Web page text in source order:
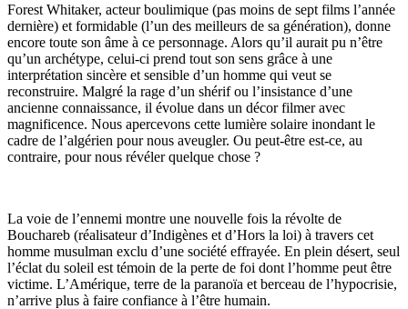
Forest Whitaker, acteur boulimique (pas moins de sept films l’année
dernière) et formidable (l’un des meilleurs de sa génération), donne
encore toute son âme à ce personnage. Alors qu’il aurait pu n’être
qu’un archétype, celui-ci prend tout son sens grâce à une
interprétation sincère et sensible d’un homme qui veut se
reconstruire. Malgré la rage d’un shérif ou l’insistance d’une
ancienne connaissance, il évolue dans un décor filmer avec
magnificence. Nous apercevons cette lumière solaire inondant le
cadre de l’algérien pour nous aveugler. Ou peut-être est-ce, au
contraire, pour nous révéler quelque chose ?
La voie de l’ennemi montre une nouvelle fois la révolte de
Bouchareb (réalisateur d’Indigènes et d’Hors la loi) à travers cet
homme musulman exclu d’une société effrayée. En plein désert, seul
l’éclat du soleil est témoin de la perte de foi dont l’homme peut être
victime. L’Amérique, terre de la paranoïa et berceau de l’hypocrisie,
n’arrive plus à faire confiance à l’être humain.